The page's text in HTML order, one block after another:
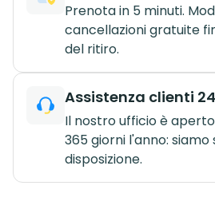
Prenota in 5 minuti.
cancellazioni gratuite
del ritiro.
Assistenza clienti
Il nostro ufficio è
365 giorni l'anno:
disposizione.